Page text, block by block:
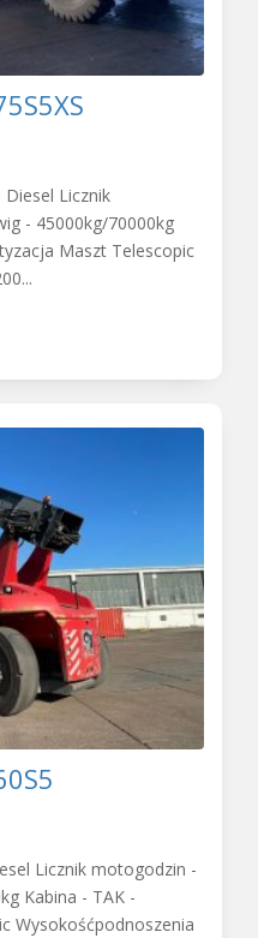
Licznik
- 45000kg/70000kg
Maszt Telescopic
Licznik motogodzin -
Kabina - TAK -
Wysokośćpodnoszenia